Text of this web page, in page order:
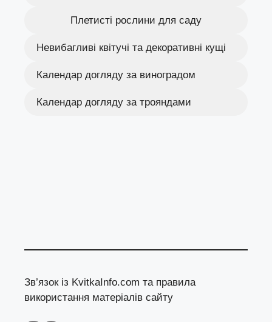
Плетисті рослини для саду
Невибагливі квітучі та декоративні кущі
Календар догляду за виноградом
Календар догляду за трояндами
Зв’язок із KvitkaInfo.com та правила
використання матеріалів сайту